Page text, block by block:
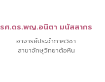
รศ.ดร.พญ.อนิตา มนัสสากร
อาจารย์ประจำภาควิชา
สาขาจักษุวิทยาต้อหิน